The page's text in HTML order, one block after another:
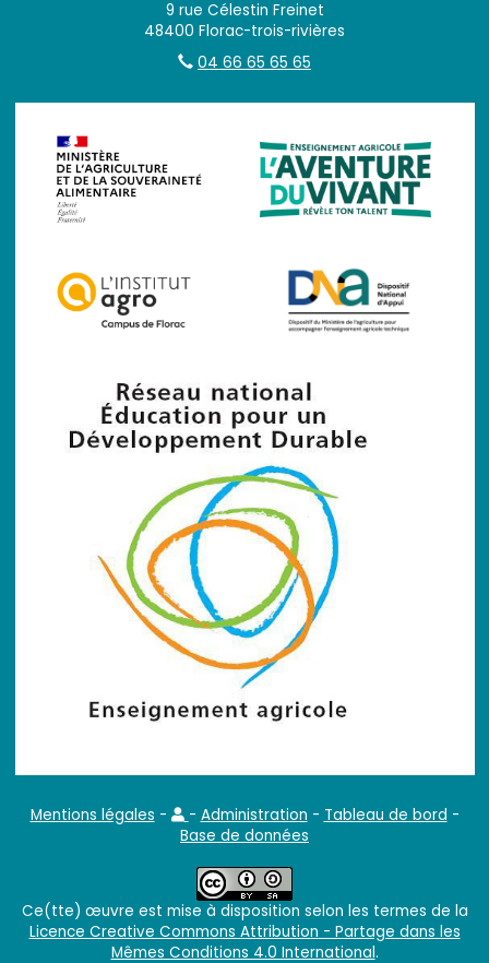
9 rue Célestin Freinet
48400 Florac-trois-rivières
04 66 65 65 65
Mentions légales - - Administration - Tableau de bord -
Base de données
Ce(tte) œuvre est mise à disposition selon les termes de la
Licence Creative Commons Attribution - Partage dans les
Mêmes Conditions 4.0 International.